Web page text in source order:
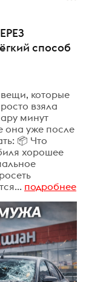
способ
которые
взяла
минут
она уже после
📦 Что
хорошее
подробнее